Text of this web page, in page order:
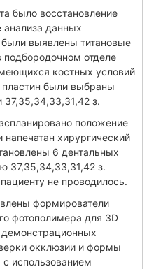
было восстановление
анализа данных
выявлены титановые
подбородочном отделе
костных условий
были выбраны
37,35,34,33,31,42 з.
положение
хирургический
6 дентальных
37,35,34,33,31,42 з.
не проводилось.
формирователи
фотополимера для 3D
демонстрационных
окклюзии и формы
использованием